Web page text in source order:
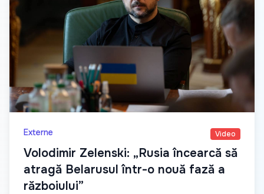
Externe Video
Volodimir Zelenski: „Rusia încearcă să
atragă Belarusul într-o nouă fază a
războiului”